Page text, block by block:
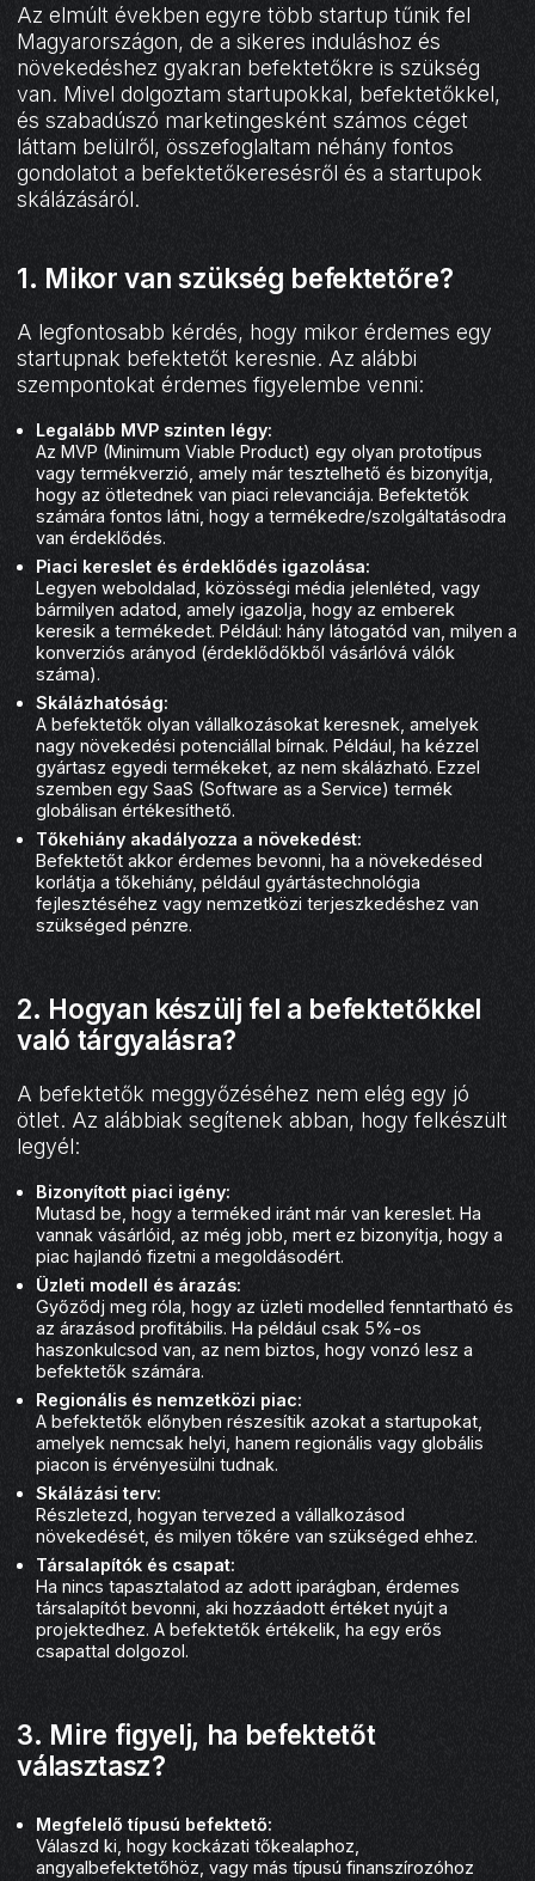
Az elmúlt években egyre több startup tűnik fel
Magyarországon, de a sikeres induláshoz és
növekedéshez gyakran befektetőkre is szükség
van. Mivel dolgoztam startupokkal, befektetőkkel,
és szabadúszó marketingesként számos céget
láttam belülről, összefoglaltam néhány fontos
gondolatot a befektetőkeresésről és a startupok
skálázásáról.
1. Mikor van szükség befektetőre?
A legfontosabb kérdés, hogy mikor érdemes egy
startupnak befektetőt keresnie. Az alábbi
szempontokat érdemes figyelembe venni:
Legalább MVP szinten légy:
Az MVP (Minimum Viable Product) egy olyan prototípus
vagy termékverzió, amely már tesztelhető és bizonyítja,
hogy az ötletednek van piaci relevanciája. Befektetők
számára fontos látni, hogy a termékedre/szolgáltatásodra
van érdeklődés.
Piaci kereslet és érdeklődés igazolása:
Legyen weboldalad, közösségi média jelenléted, vagy
bármilyen adatod, amely igazolja, hogy az emberek
keresik a termékedet. Például: hány látogatód van, milyen a
konverziós arányod (érdeklődőkből vásárlóvá válók
száma).
Skálázhatóság:
A befektetők olyan vállalkozásokat keresnek, amelyek
nagy növekedési potenciállal bírnak. Például, ha kézzel
gyártasz egyedi termékeket, az nem skálázható. Ezzel
szemben egy SaaS (Software as a Service) termék
globálisan értékesíthető.
Tőkehiány akadályozza a növekedést:
Befektetőt akkor érdemes bevonni, ha a növekedésed
korlátja a tőkehiány, például gyártástechnológia
fejlesztéséhez vagy nemzetközi terjeszkedéshez van
szükséged pénzre.
2. Hogyan készülj fel a befektetőkkel
való tárgyalásra?
A befektetők meggyőzéséhez nem elég egy jó
ötlet. Az alábbiak segítenek abban, hogy felkészült
legyél:
Bizonyított piaci igény:
Mutasd be, hogy a terméked iránt már van kereslet. Ha
vannak vásárlóid, az még jobb, mert ez bizonyítja, hogy a
piac hajlandó fizetni a megoldásodért.
Üzleti modell és árazás:
Győződj meg róla, hogy az üzleti modelled fenntartható és
az árazásod profitábilis. Ha például csak 5%-os
haszonkulcsod van, az nem biztos, hogy vonzó lesz a
befektetők számára.
Regionális és nemzetközi piac:
A befektetők előnyben részesítik azokat a startupokat,
amelyek nemcsak helyi, hanem regionális vagy globális
piacon is érvényesülni tudnak.
Skálázási terv:
Részletezd, hogyan tervezed a vállalkozásod
növekedését, és milyen tőkére van szükséged ehhez.
Társalapítók és csapat:
Ha nincs tapasztalatod az adott iparágban, érdemes
társalapítót bevonni, aki hozzáadott értéket nyújt a
projektedhez. A befektetők értékelik, ha egy erős
csapattal dolgozol.
3. Mire figyelj, ha befektetőt
választasz?
Megfelelő típusú befektető:
Válaszd ki, hogy kockázati tőkealaphoz,
angyalbefektetőhöz, vagy más típusú finanszírozóhoz